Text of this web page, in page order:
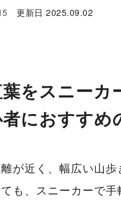
更新日 2025.09.02
をスニーカ
におすすめ
が近く、幅広い山
も、スニーカーで